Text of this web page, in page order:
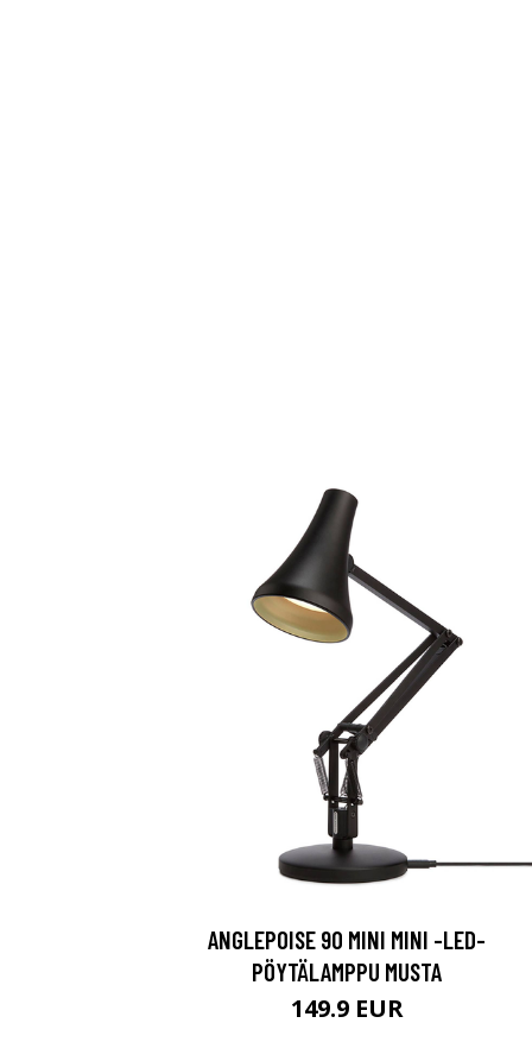
ANGLEPOISE 90 MINI MINI -LED-
PÖYTÄLAMPPU MUSTA
149.9 EUR